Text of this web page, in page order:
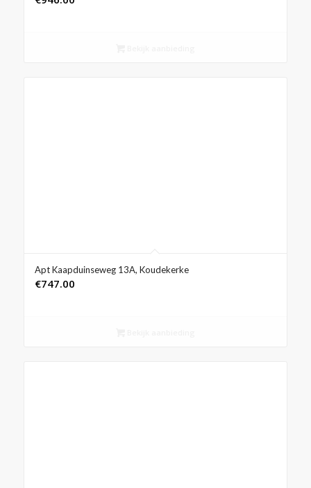
Apt Kaapduinseweg 13A, Koudekerke
€747.00